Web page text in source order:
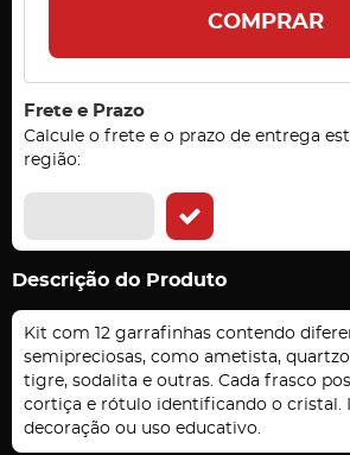
COMPRAR
Frete e Prazo
Calcule o frete e o prazo de entrega
região:
Descrição do Produto
Kit com 12 garrafinhas contendo
semipreciosas, como ametista,
tigre, sodalita e outras. Cada frasco
cortiça e rótulo identificando o cristal.
decoração ou uso educativo.